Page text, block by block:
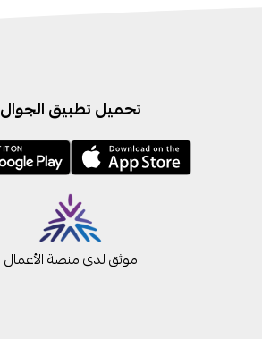
تحميل تطبيق الجوال
موثق لدى منصة الأعمال